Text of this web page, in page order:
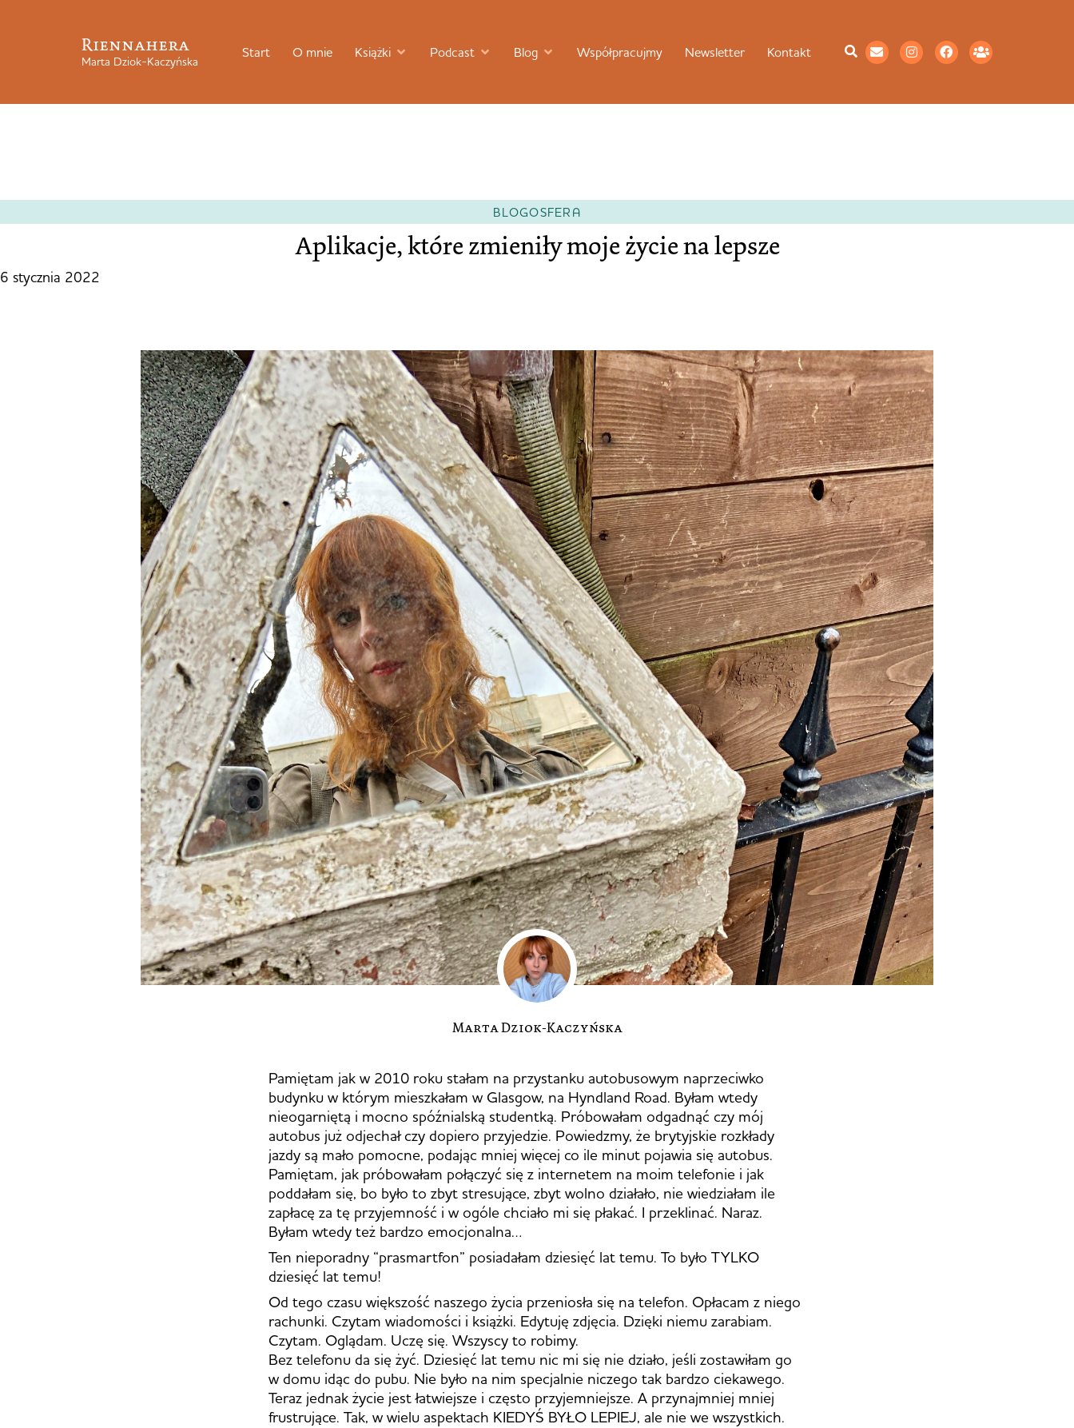
Riennahera
Marta Dziok-Kaczyńska
Start O mnie Książki Podcast Blog Współpracujmy Newsletter Kontakt
BLOGOSFERA
Aplikacje, które zmieniły moje życie na lepsze
6 stycznia 2022
Marta Dziok-Kaczyńska
Pamiętam jak w 2010 roku stałam na przystanku autobusowym naprzeciwko
budynku w którym mieszkałam w Glasgow, na Hyndland Road. Byłam wtedy
nieogarniętą i mocno spóźnialską studentką. Próbowałam odgadnąć czy mój
autobus już odjechał czy dopiero przyjedzie. Powiedzmy, że brytyjskie rozkłady
jazdy są mało pomocne, podając mniej więcej co ile minut pojawia się autobus.
Pamiętam, jak próbowałam połączyć się z internetem na moim telefonie i jak
poddałam się, bo było to zbyt stresujące, zbyt wolno działało, nie wiedziałam ile
zapłacę za tę przyjemność i w ogóle chciało mi się płakać. I przeklinać. Naraz.
Byłam wtedy też bardzo emocjonalna…
Ten nieporadny “prasmartfon” posiadałam dziesięć lat temu. To było TYLKO
dziesięć lat temu!
Od tego czasu większość naszego życia przeniosła się na telefon. Opłacam z niego
rachunki. Czytam wiadomości i książki. Edytuję zdjęcia. Dzięki niemu zarabiam.
Czytam. Oglądam. Uczę się. Wszyscy to robimy.
Bez telefonu da się żyć. Dziesięć lat temu nic mi się nie działo, jeśli zostawiłam go
w domu idąc do pubu. Nie było na nim specjalnie niczego tak bardzo ciekawego.
Teraz jednak życie jest łatwiejsze i często przyjemniejsze. A przynajmniej mniej
frustrujące. Tak, w wielu aspektach KIEDYŚ BYŁO LEPIEJ, ale nie we wszystkich.